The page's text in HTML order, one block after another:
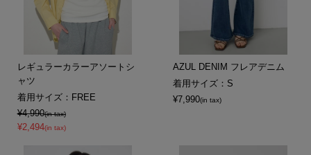
レギュラーカラーアソートシ
ャツ
着用サイズ：FREE
¥4,990(in tax)
¥2,494(in tax)
AZUL DENIM フレアデニム
着用サイズ：S
¥7,990(in tax)